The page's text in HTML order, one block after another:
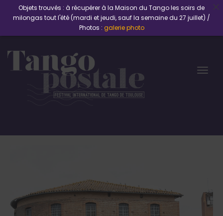
Objets trouvés : à récupérer à la Maison du Tango les soirs de
milongas tout l'été (mardi et jeudi, sauf la semaine du 27 juillet) /
Photos : galerie photo